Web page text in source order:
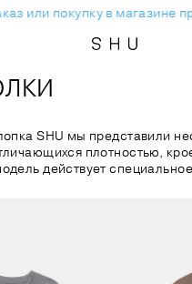
или покупку в магазине
SHU мы представили
плотностью,
действует